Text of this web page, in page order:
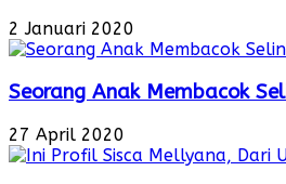
2 Januari 2020
Seorang Anak Membacok
27 April 2020